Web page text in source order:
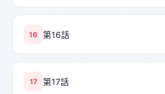
16 第16話
17 第17話